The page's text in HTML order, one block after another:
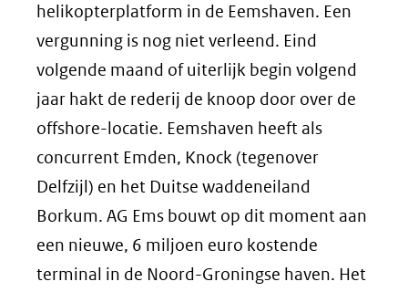
helikopterplatform in de Eemshaven. Een
vergunning is nog niet verleend. Eind
volgende maand of uiterlijk begin volgend
jaar hakt de rederij de knoop door over de
offshore-locatie. Eemshaven heeft als
concurrent Emden, Knock (tegenover
Delfzijl) en het Duitse waddeneiland
Borkum. AG Ems bouwt op dit moment aan
een nieuwe, 6 miljoen euro kostende
terminal in de Noord-Groningse haven. Het